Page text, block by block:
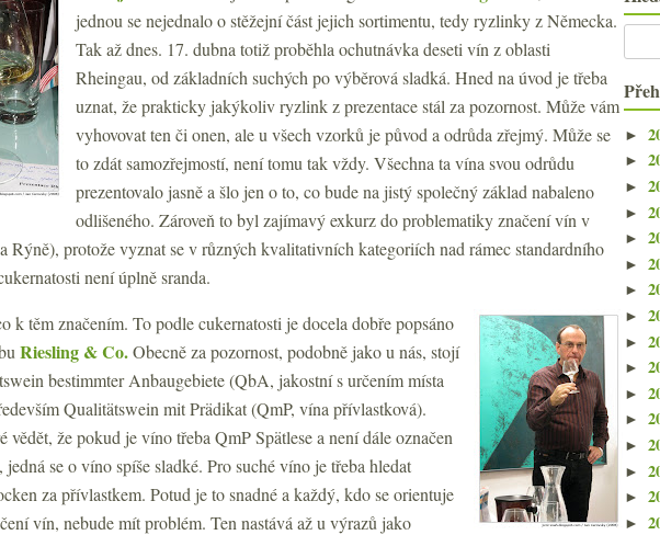
jednou se nejednalo o stěžejní část jejich sortimentu, tedy ryzlinky z Německa.
Tak až dnes. 17. dubna totiž proběhla ochutnávka deseti vín z oblasti
Rheingau, od základních suchých po výběrová sladká. Hned na úvod je třeba
uznat, že prakticky jakýkoliv ryzlink z prezentace stál za pozornost. Může vám
vyhovovat ten či onen, ale u všech vzorků je původ a odrůda zřejmý. Může se
to zdát samozřejmostí, není tomu tak vždy. Všechna ta vína svou odrůdu
prezentovalo jasně a šlo jen o to, co bude na jistý společný základ nabaleno
odlišeného. Zároveň to byl zajímavý exkurz do problematiky značení vín v
Rýně), protože vyznat se v různých kvalitativních kategoriích nad rámec standardního
není úplně sranda.
k těm značením. To podle cukernatosti je docela dobře popsáno
Riesling & Co.Obecně za pozornost, podobně jako u nás, stojí
bestimmter Anbaugebiete (QbA, jakostní s určením místa
Qualitätswein mit Prädikat (QmP, vína přívlastková).
vědět, že pokud je víno třeba QmP Spätlese a není dále označen
jedná se o víno spíše sladké. Pro suché víno je třeba hledat
za přívlastkem. Potud je to snadné a každý, kdo se orientuje
vín, nebude mít problém. Ten nastává až u výrazů jako
►
►
►
►
►
►
►
►
►
►
►
►
►
►
►
►